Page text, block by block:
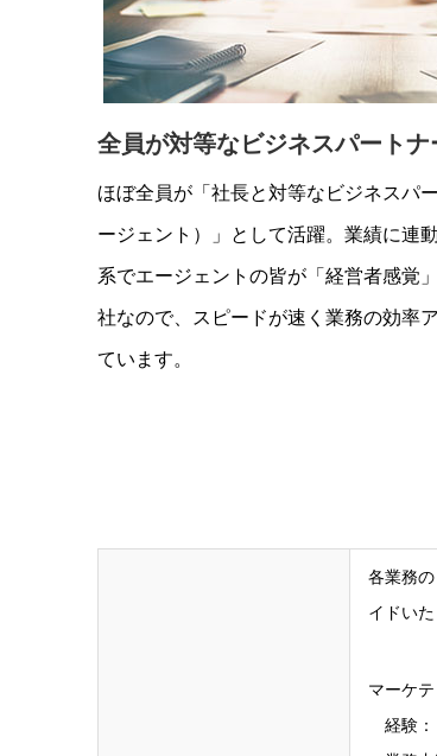
全員が対等なビジネスパートナ
ほぼ全員が「社長と対等なビジネスパ
ージェント）」として活躍。業績に連
系でエージェントの皆が「経営者感覚
社なので、スピードが速く業務の効率
ています。
各業務
イドいた
マーケ
経験